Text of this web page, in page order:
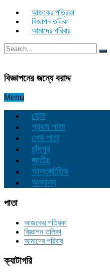
আজকের পত্রিকা
বিজ্ঞাপন তলিকা
আমাদের পরিবার
বিজ্ঞাপনের জন্যে বরাদ্দ
Menu
হোম
প্রথম পাতা
শেষ পাতা
চাঁদপুর
জাতীয়
আন্তর্জাতিক
অন্যান্য
পাতা
আজকের পত্রিকা
বিজ্ঞাপন তলিকা
আমাদের পরিবার
ক্যাটাগরি